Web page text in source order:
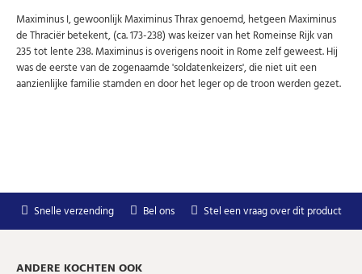
Uw
email
AANMELDEN
U kunt zich op elk moment weer afmelden via de nieuwsbrief.
Maximinus I, gewoonlijk Maximinus Thrax genoemd, hetgeen Maximinus
de Thraciër betekent, (ca. 173-238) was keizer van het Romeinse Rijk van
235 tot lente 238. Maximinus is overigens nooit in Rome zelf geweest. Hij
was de eerste van de zogenaamde 'soldatenkeizers', die niet uit een
aanzienlijke familie stamden en door het leger op de troon werden gezet.
Snelle verzending Bel ons Stel een vraag over dit product
ANDERE KOCHTEN OOK